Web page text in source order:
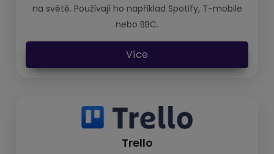
na světě. Používají ho například Spotify, T-mobile
nebo BBC.
Více
Trello